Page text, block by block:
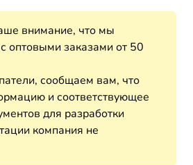
внимание, что мы
оптовыми заказами от 50
сообщаем вам, что
и соответствующее
для разработки
компания не